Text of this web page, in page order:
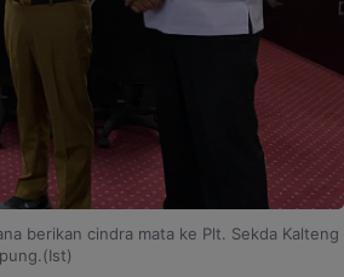
berikan cindra mata ke Plt. Sekda Kalteng